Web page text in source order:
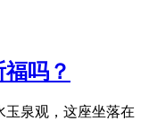
吗？
玉泉观，这座坐落在